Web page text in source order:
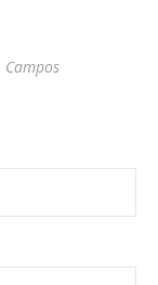
Campos